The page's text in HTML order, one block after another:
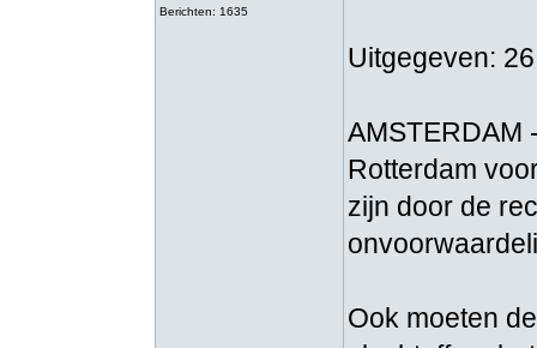
Berichten: 1635
Uitgegeven:
AMSTERDAM
Rotterdam
zijn door de
Ook moeten